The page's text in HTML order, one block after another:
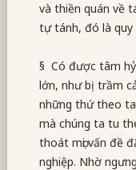
và thiền quán về
tự tánh, đó là quy
§ Có được tâm
lớn, như bị trầm
những thứ theo
mà chúng ta tu
thoát mọi vấn đề
nghiệp. Nhờ